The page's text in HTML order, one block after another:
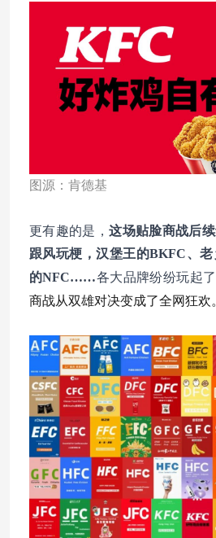
图源：肯德基
更有趣的是，这场贴脸商战后
跟风玩梗，汉堡王的BKFC、
的NFC……各大品牌纷纷玩起
商战从双雄对决变成了全网狂欢。